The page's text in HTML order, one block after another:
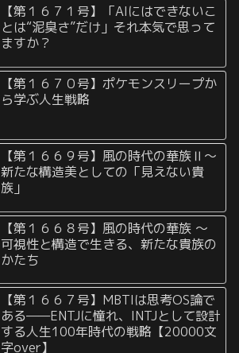
【第１６７１号】「AIにはできないこ
とは“泥臭さ”だけ」それ本気で思って
ますか？
【第１６７０号】ポケモンスリープか
ら学ぶ人生戦略
【第１６６９号】風の時代の華族Ⅱ〜
新たな構造美としての「見えない貴
族」
【第１６６８号】風の時代の華族 〜
可視性と構造で生きる、新たな貴族の
かたち
【第１６６７号】MBTIは思考OS論で
ある——ENTJに憧れ、INTJとして設計
する人生100年時代の戦略【20000文
字over】